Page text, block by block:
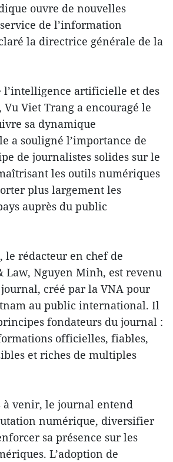
ouvre de nouvelles
de l’information
la directrice générale de la
l’intelligence artificielle et des
Vu Viet Trang a encouragé le
sa dynamique
a souligné l’importance de
de journalistes solides sur le
les outils numériques
plus largement les
auprès du public
le rédacteur en chef de
Law, Nguyen Minh, est revenu
créé par la VNA pour
au public international. Il
fondateurs du journal :
officielles, fiables,
et riches de multiples
à venir, le journal entend
numérique, diversifier
sa présence sur les
L’adoption de